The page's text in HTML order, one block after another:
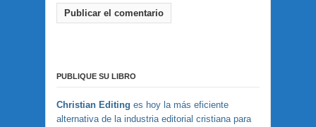
PUBLIQUE SU LIBRO
Christian Editing es hoy la más eficiente
alternativa de la industria editorial cristiana para